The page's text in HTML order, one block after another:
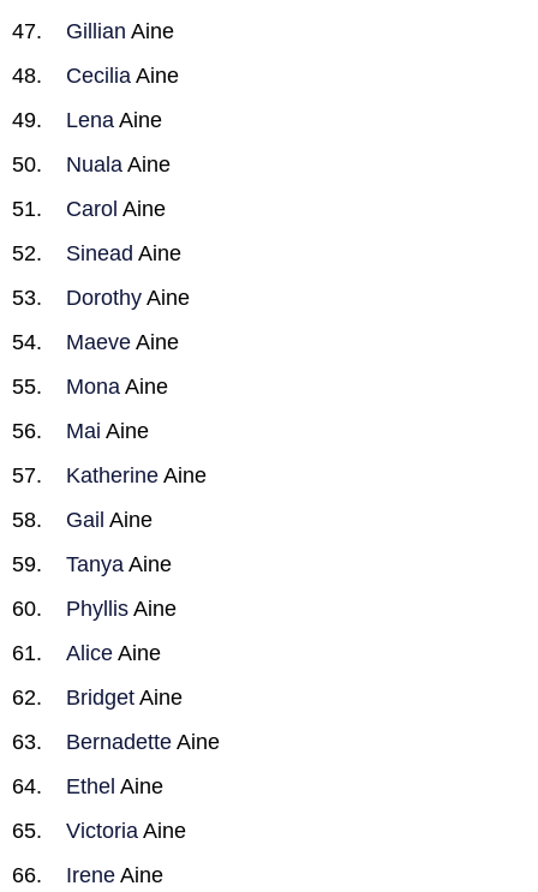
Gillian Aine
Cecilia Aine
Lena Aine
Nuala Aine
Carol Aine
Sinead Aine
Dorothy Aine
Maeve Aine
Mona Aine
Mai Aine
Katherine Aine
Gail Aine
Tanya Aine
Phyllis Aine
Alice Aine
Bridget Aine
Bernadette Aine
Ethel Aine
Victoria Aine
Irene Aine